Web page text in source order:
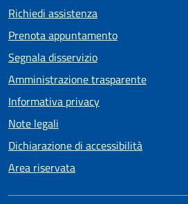
Richiedi assistenza
Prenota appuntamento
Segnala disservizio
Amministrazione trasparente
Informativa privacy
Note legali
Dichiarazione di accessibilità
Area riservata